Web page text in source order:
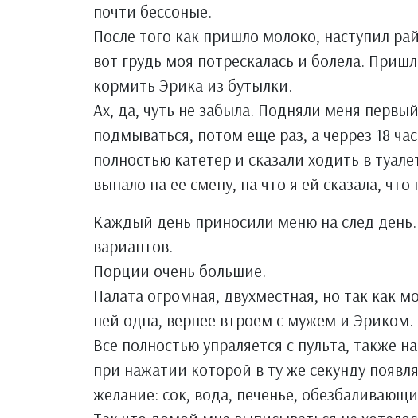
почти бессоные.
После того как пришло молоко, наступил
вот грудь моя потрескалась и болела.
кормить Эрика из бутылки.
Ах, да, чуть не забыла. Подняли меня
подмываться, потом еще раз, а черрез 18
полностью катетер и сказали ходить в
выпало на ее смену, на что я ей сказала,
Каждый день приносили меню на след
вариантов.
Порции очень большие.
Палата огромная, двухместная, но так как
ней одна, вернее втроем с мужем и Эриком.
Все полностью упраляется с пульта, также
при нажатии которой в ту же секунду
желание: сок, вода, печенье,